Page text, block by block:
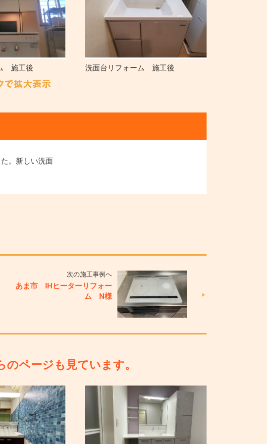
施工後 洗面台リフォーム 施工後
。新しい洗面
次の施工事例へ
あま市 IHヒーターリフォー
ム N様
ページも見ています。